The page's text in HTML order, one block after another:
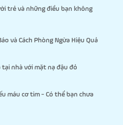
trẻ và những điều bạn không
và Cách Phòng Ngừa Hiệu Quả
tại nhà với mặt nạ đậu đỏ
máu cơ tim - Có thể bạn chưa